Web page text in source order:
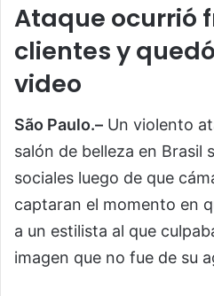
Ataque ocurrió
clientes y
video
São Paulo.– Un violento
salón de belleza en Brasil
sociales luego de que
captaran el momento en
a un estilista al que
imagen que no fue de su